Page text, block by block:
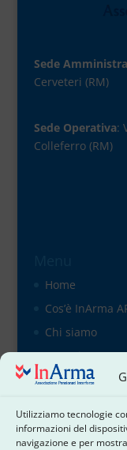
Utilizziamo tecnologie
informazioni del
navigazione e per
Sede
Cerveteri (RM)
Sede Operativa:
Colleferro (RM)
Home
Cos’è InArma
Chi siamo
Organigramma
il direttivo
Cookie Policy